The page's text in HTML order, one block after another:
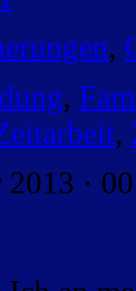
,
,
,
·